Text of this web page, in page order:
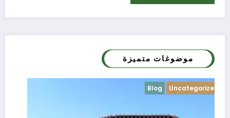
موضوغات متميزة
Blog Uncategorized